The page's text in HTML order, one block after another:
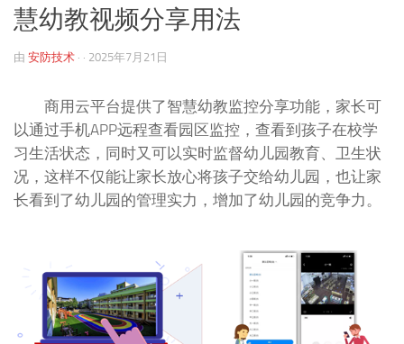
慧幼教视频分享用法
由 安防技术 · · 2025年7月21日
商用云平台提供了智慧幼教监控分享功能，家长可
以通过手机APP远程查看园区监控，查看到孩子在校学
习生活状态，同时又可以实时监督幼儿园教育、卫生状
况，这样不仅能让家长放心将孩子交给幼儿园，也让家
长看到了幼儿园的管理实力，增加了幼儿园的竞争力。